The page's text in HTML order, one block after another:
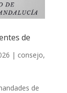
de
| consejo,
de